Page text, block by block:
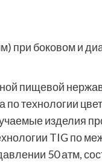
при боковом и
пищевой
технологии
изделия
TIG по
50 атм,